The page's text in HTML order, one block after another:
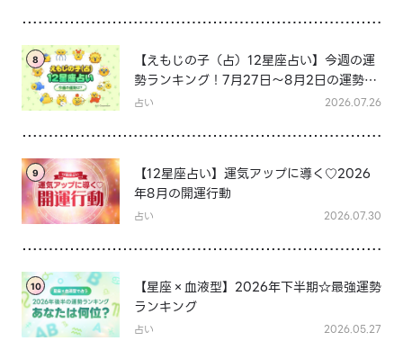
8
【えもじの子（占）12星座占い】今週の運
勢ランキング！7月27日～8月2日の運勢
は？
占い 2026.07.26
9
【12星座占い】運気アップに導く♡2026
年8月の開運行動
占い 2026.07.30
10
【星座×血液型】2026年下半期☆最強運勢
ランキング
占い 2026.05.27